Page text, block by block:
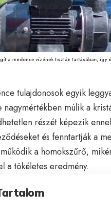
a medence vízének tisztán tartásában, így
tulajdonosok egyik
nagymértékben múlik a
részét képezik
és fenntartják a
a homokszűrő,
a tökéletes eredmény.